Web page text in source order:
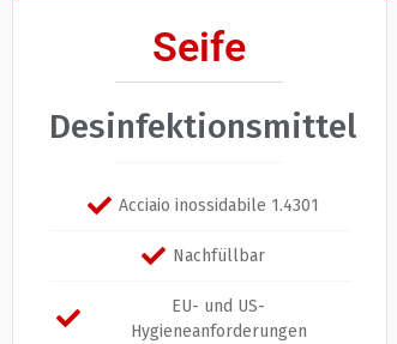
Seife
Desinfektionsmittel
Acciaio inossidabile 1.4301
Nachfüllbar
EU- und US-
Hygieneanforderungen